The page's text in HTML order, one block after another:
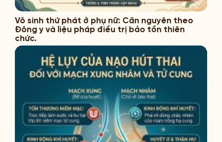
Vô sinh thứ phát ở phụ nữ: Căn nguyên theo
Đông y và liệu pháp điều trị bảo tồn thiên
chức.